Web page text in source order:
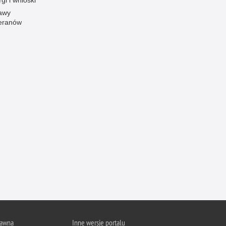
i odważni
brudnych pieniędzy
Inne wersje portalu